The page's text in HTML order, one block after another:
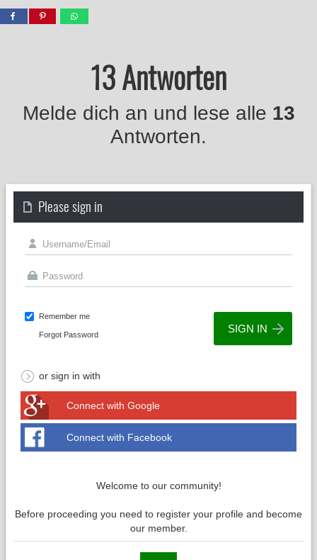
13 Antworten
Melde dich an und lese alle 13
Antworten.
Please sign in
Remember me
Forgot Password
or sign in with
Connect with Google
Connect with Facebook
Welcome to our community!
Before proceeding you need to register your profile and become
our member.